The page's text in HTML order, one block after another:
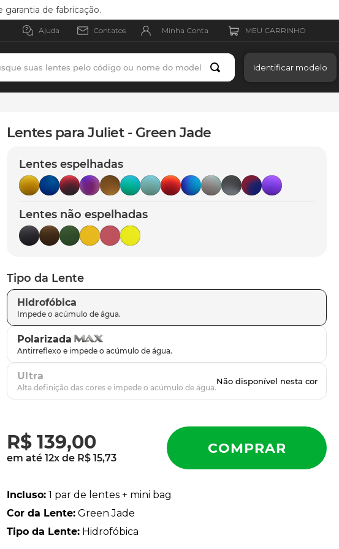
garantia de fabricação.
Ajuda Contatos Minha Conta
suas lentes pelo código ou nome do modelo
Identificar modelo
Lentes para Juliet - Green Jade
Lentes espelhadas
Lentes não espelhadas
Tipo da Lente
Hidrofóbica
Polarizada
Ultra
R$ 139,00
em até12x de R$ 15,73
Incluso: 1 par de lentes + mini bag
Cor da Lente: Green Jade
Tipo da Lente: Hidrofóbica